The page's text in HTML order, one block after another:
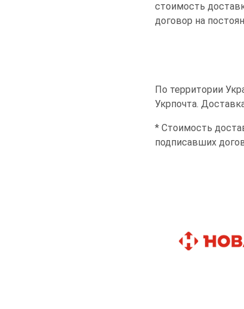
стоимость
договор на
По территории
Укрпочта.
* Стоимость
подписавших